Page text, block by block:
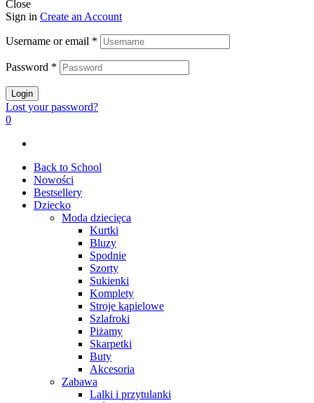
Close
Sign in Create an Account
Username or email *
Password *
Login
Lost your password?
0
Back to School
Nowości
Bestsellery
Dziecko
Moda dziecięca
Kurtki
Bluzy
Spodnie
Szorty
Sukienki
Komplety
Stroje kąpielowe
Szlafroki
Piżamy
Skarpetki
Buty
Akcesoria
Zabawa
Lalki i przytulanki